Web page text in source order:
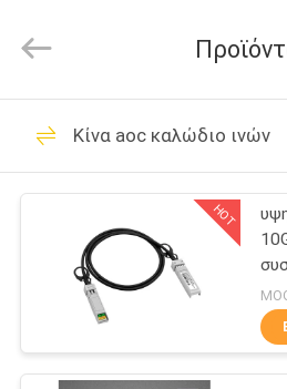
ΣΠΊΤΙ
ΠΡΟΪΌΝΤΑ
ΠΕΡΊΠΟΥ
ΕΜΕΊΣ
ΓΎΡΟΣ
Rights
καλώδιο
Κίνα aoc καλώδιο ινών
HOT